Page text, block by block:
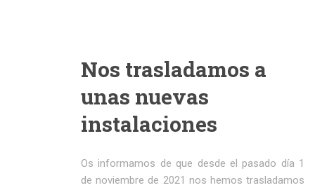
Nos trasladamos a
unas nuevas
instalaciones
Os informamos de que desde el pasado día 1
de noviembre de 2021 nos hemos trasladamos